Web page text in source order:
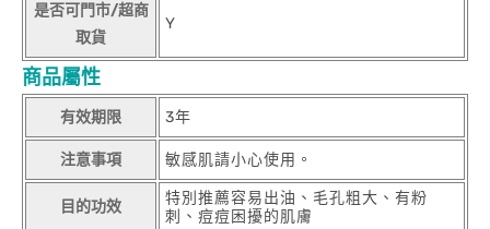
是否可門市/超商
取貨
Y
商品屬性
有效期限 3年
注意事項 敏感肌請小心使用。
目的功效
特別推薦容易出油、毛孔粗大、有粉
刺、痘痘困擾的肌膚